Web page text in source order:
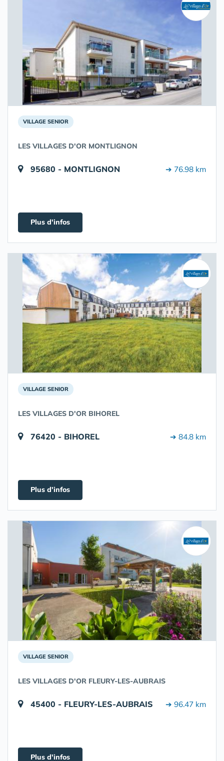
VILLAGE SENIOR
LES VILLAGES D'OR MONTLIGNON
95680 - MONTLIGNON ➔ 76.98 km
Plus d'infos
VILLAGE SENIOR
LES VILLAGES D'OR BIHOREL
76420 - BIHOREL ➔ 84.8 km
Plus d'infos
VILLAGE SENIOR
LES VILLAGES D'OR FLEURY-LES-AUBRAIS
45400 - FLEURY-LES-AUBRAIS ➔ 96.47 km
Plus d'infos